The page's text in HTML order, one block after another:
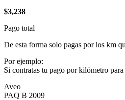
$3,238
Pago total
De esta forma solo pagas por los km
Por ejemplo:
Si contratas tu pago por kilómetro para
Aveo
PAQ B 2009